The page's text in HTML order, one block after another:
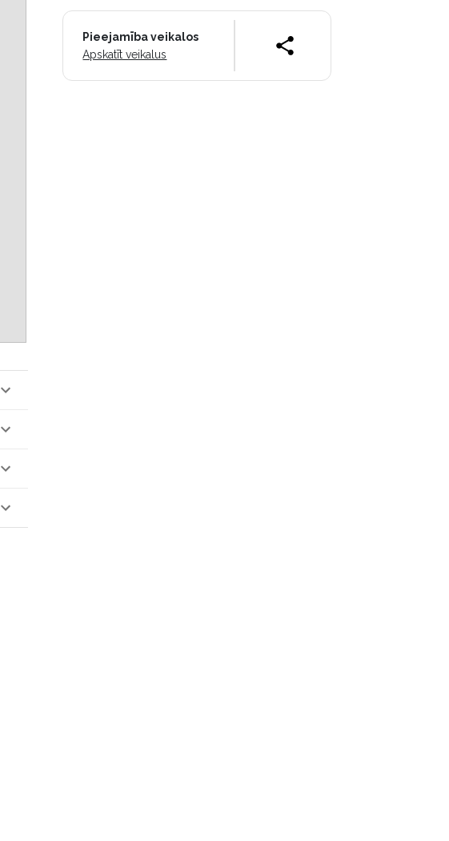
Pieejamība veikalos
Apskatīt veikalus